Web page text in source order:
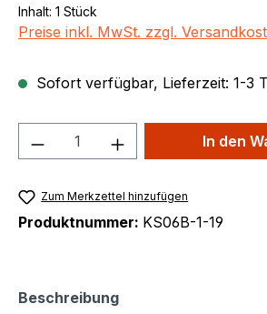
Inhalt: 1 Stück
Preise inkl. MwSt. zzgl.
Sofort verfügbar, Lieferzeit: 1-3
Produkt Anzahl: GibIn den
Zum Merkzettel hinzufügen
Produktnummer: KS06B-1-19
Beschreibung